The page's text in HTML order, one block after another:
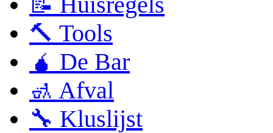
🔨 Tools
🧉 De Bar
🚮 Afval
🔧 Kluslijst